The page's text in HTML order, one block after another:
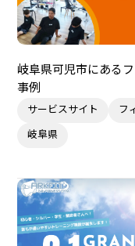
岐阜県可児市にある
事例
サービスサイト フ
岐阜県